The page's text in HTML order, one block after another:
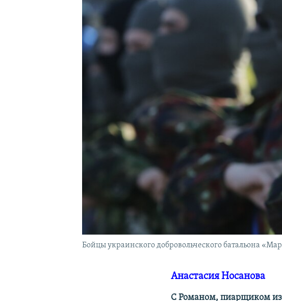
УКРАИНСКАЯ ПРОБЛЕМА КРЫМА
Бойцы украинского добровольческого батальона
Анастасия Носанова
С Романом, пиарщиком из